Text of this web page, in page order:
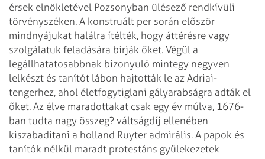
érsek elnökletével Pozsonyban ülésező rendkívüli
törvényszéken. A konstruált per során először
mindnyájukat halálra ítélték, hogy áttérésre vagy
szolgálatuk feladására bírják őket. Végül a
legállhatatosabbnak bizonyuló mintegy negyven
lelkészt és tanítót lábon hajtották le az Adriai-
tengerhez, ahol életfogytiglani gályarabságra adták el
őket. Az élve maradottakat csak egy év múlva, 1676-
ban tudta nagy összeg? váltságdíj ellenében
kiszabadítani a holland Ruyter admirális. A papok és
tanítók nélkül maradt protestáns gyülekezetek